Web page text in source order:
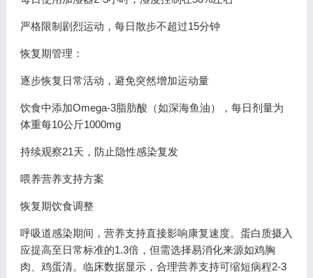
严格限制剧烈运动，每日散步不超过15分钟
恢复期管理：
逐步恢复日常活动，避免突然增加运动量
饮食中添加Omega-3脂肪酸（如深海鱼油），每日剂量为
体重每10公斤1000mg
持续观察21天，防止隐性感染复发
喂养营养支持方案
恢复期饮食调整
呼吸道感染期间，营养支持直接影响康复速度。蛋白质摄入
应提高至日常标准的1.3倍，但需选择易消化来源如鸡胸
肉、鸡蛋清。临床数据显示，合理营养支持可缩短病程2-3